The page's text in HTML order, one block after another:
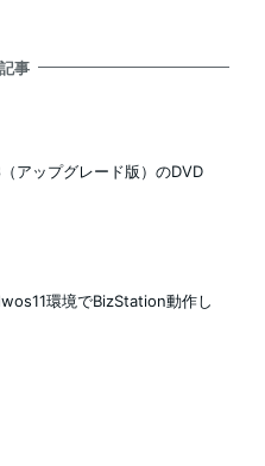
事
アップグレード版）のDVD
環境でBizStation動作し